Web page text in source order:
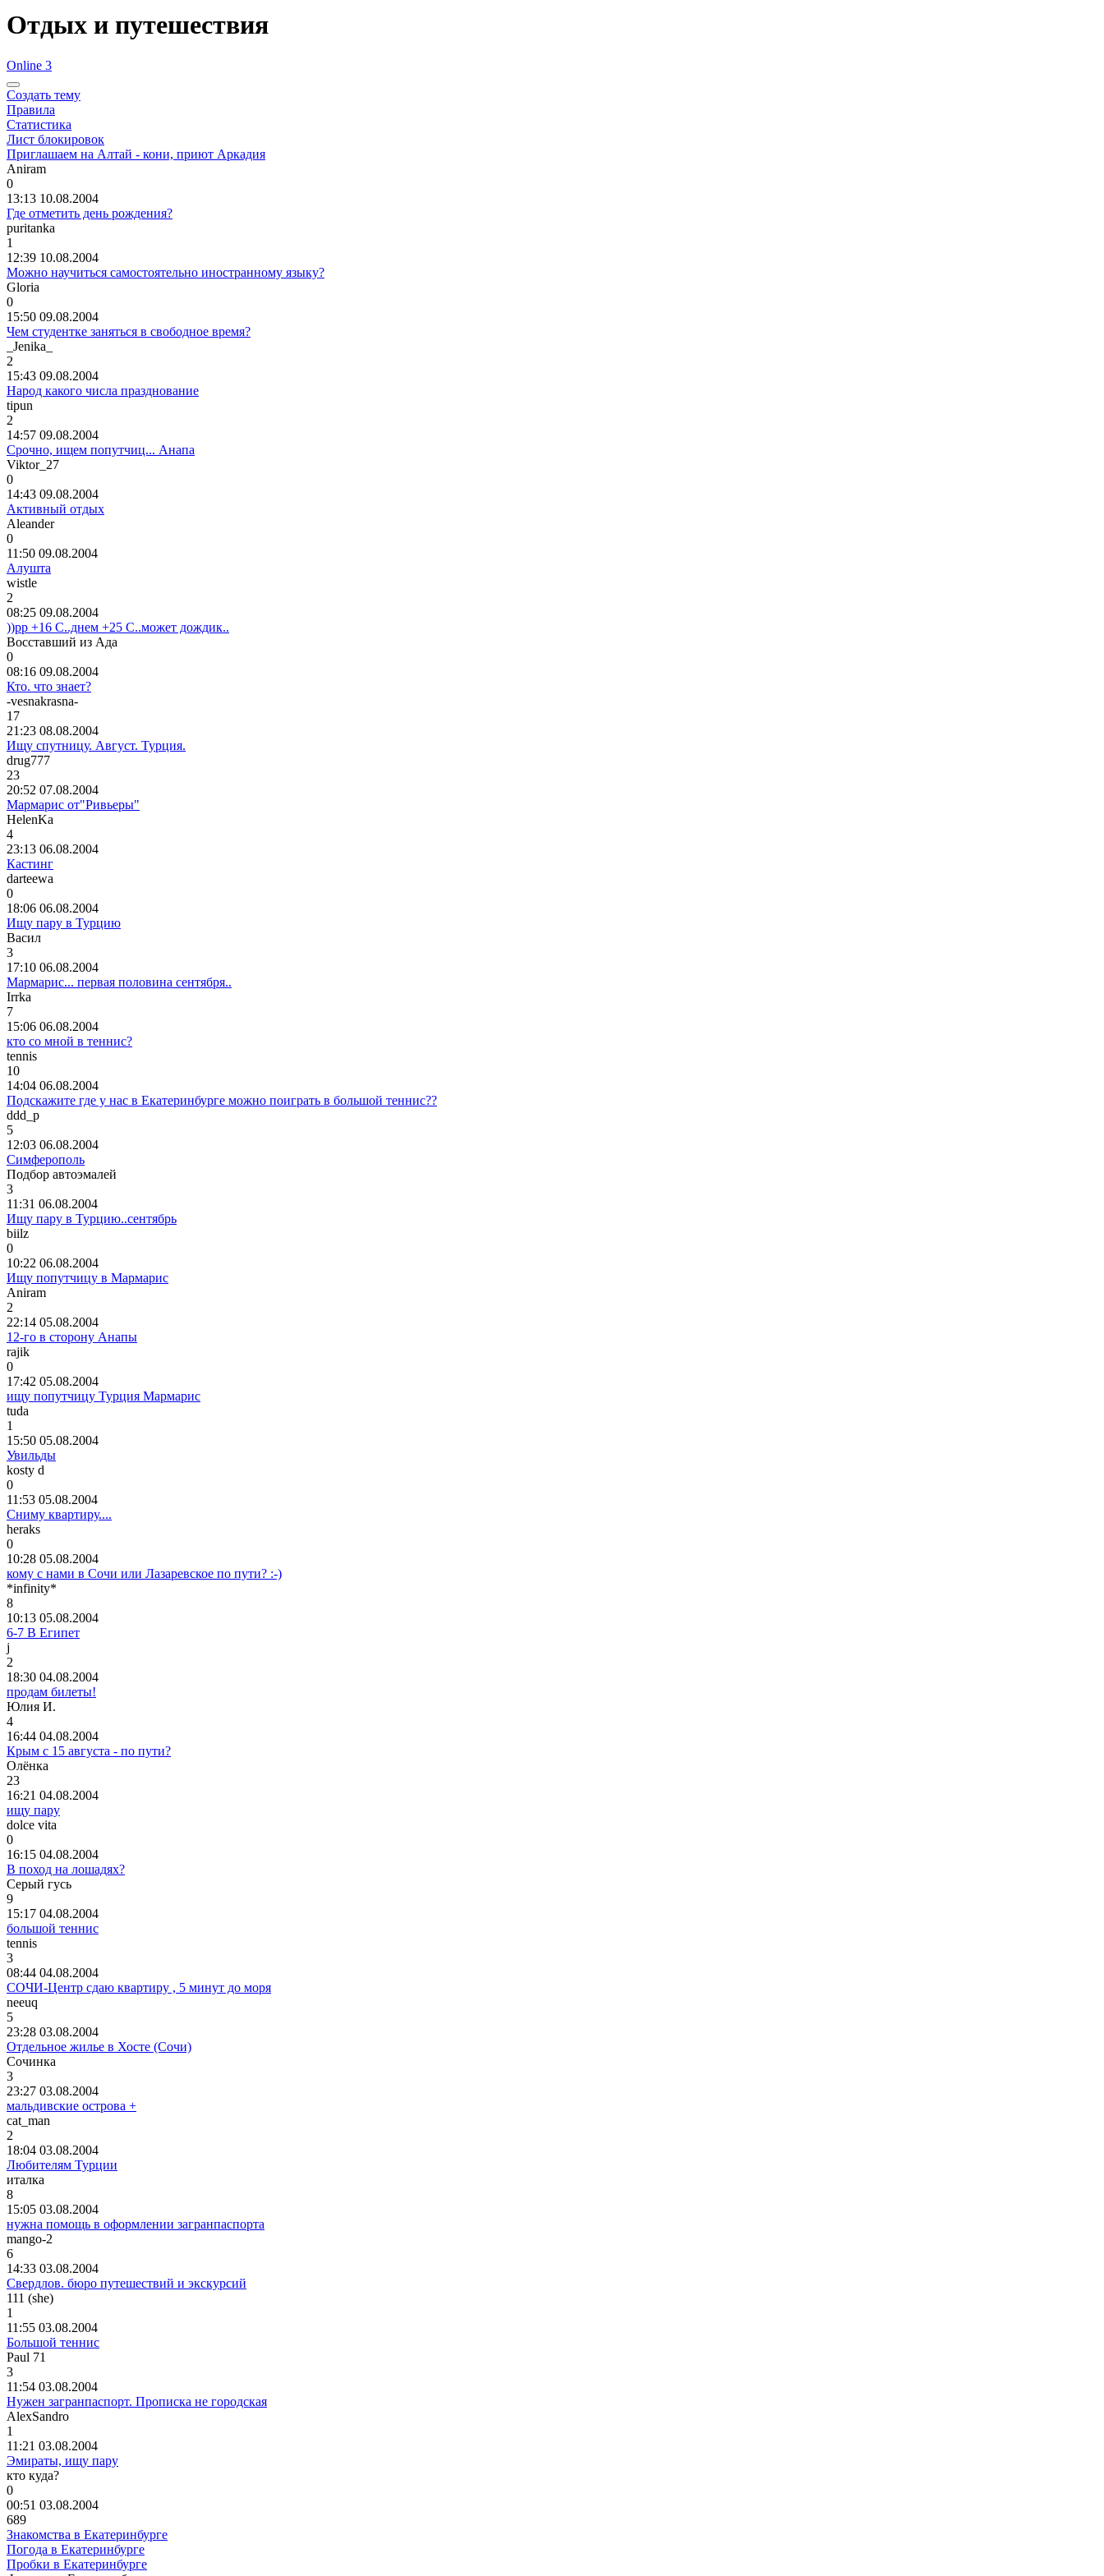
Отдых и путешествия
Online 3
Создать тему
Правила
Статистика
Лист блокировок
Приглашаем на Алтай - кони, приют Аркадия
Aniram
0
13:13 10.08.2004
Где отметить день рождения?
puritanka
1
12:39 10.08.2004
Можно научиться самостоятельно иностранному языку?
Gloria
0
15:50 09.08.2004
Чем студентке заняться в свободное время?
_Jenika_
2
15:43 09.08.2004
Народ какого числа празднование
tipun
2
14:57 09.08.2004
Срочно, ищем попутчиц... Анапа
Viktor_27
0
14:43 09.08.2004
Активный отдых
Aleander
0
11:50 09.08.2004
Алушта
wistle
2
08:25 09.08.2004
))рр +16 С..днем +25 С..может дождик..
Восставший из Ада
0
08:16 09.08.2004
Кто. что знает?
-vesnakrasna-
17
21:23 08.08.2004
Ищу спутницу. Август. Турция.
drug777
23
20:52 07.08.2004
Мармарис от"Ривьеры"
HelenKa
4
23:13 06.08.2004
Кастинг
darteewa
0
18:06 06.08.2004
Ищу пару в Турцию
Васил
3
17:10 06.08.2004
Мармарис... первая половина сентября..
Irrka
7
15:06 06.08.2004
кто со мной в теннис?
tennis
10
14:04 06.08.2004
Подскажите где у нас в Екатеринбурге можно поиграть в большой теннис??
ddd_p
5
12:03 06.08.2004
Симферополь
Подбор автоэмалей
3
11:31 06.08.2004
Ищу пару в Турцию..сентябрь
biilz
0
10:22 06.08.2004
Ищу попутчицу в Мармарис
Aniram
2
22:14 05.08.2004
12-го в сторону Анапы
rajik
0
17:42 05.08.2004
ищу попутчицу Турция Мармарис
tuda
1
15:50 05.08.2004
Увильды
kosty d
0
11:53 05.08.2004
Сниму квартиру....
heraks
0
10:28 05.08.2004
кому с нами в Сочи или Лазаревское по пути? :-)
*infinity*
8
10:13 05.08.2004
6-7 В Египет
j
2
18:30 04.08.2004
продам билеты!
Юлия И.
4
16:44 04.08.2004
Крым с 15 августа - по пути?
Олёнка
23
16:21 04.08.2004
ищу пару
dolce vita
0
16:15 04.08.2004
В поход на лошадях?
Серый гусь
9
15:17 04.08.2004
большой теннис
tennis
3
08:44 04.08.2004
СОЧИ-Центр сдаю квартиру , 5 минут до моря
neeuq
5
23:28 03.08.2004
Отдельное жилье в Хосте (Сочи)
Сочинка
3
23:27 03.08.2004
мальдивские острова +
cat_man
2
18:04 03.08.2004
Любителям Турции
италка
8
15:05 03.08.2004
нужна помощь в оформлении загранпаспорта
mango-2
6
14:33 03.08.2004
Свердлов. бюро путешествий и экскурсий
111 (she)
1
11:55 03.08.2004
Большой теннис
Paul 71
3
11:54 03.08.2004
Нужен загранпаспорт. Прописка не городская
AlexSandro
1
11:21 03.08.2004
Эмираты, ищу пару
кто куда?
0
00:51 03.08.2004
689
Знакомства в Екатеринбурге
Погода в Екатеринбурге
Пробки в Екатеринбурге